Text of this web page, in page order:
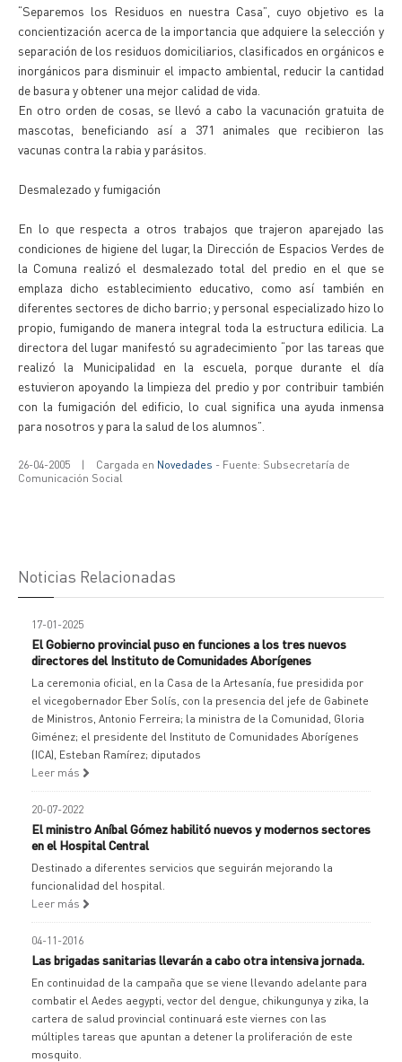
“Separemos los Residuos en nuestra Casa”, cuyo objetivo es la
concientización acerca de la importancia que adquiere la selección y
separación de los residuos domiciliarios, clasificados en orgánicos e
inorgánicos para disminuir el impacto ambiental, reducir la cantidad
de basura y obtener una mejor calidad de vida.
En otro orden de cosas, se llevó a cabo la vacunación gratuita de
mascotas, beneficiando así a 371 animales que recibieron las
vacunas contra la rabia y parásitos.
Desmalezado y fumigación
En lo que respecta a otros trabajos que trajeron aparejado las
condiciones de higiene del lugar, la Dirección de Espacios Verdes de
la Comuna realizó el desmalezado total del predio en el que se
emplaza dicho establecimiento educativo, como así también en
diferentes sectores de dicho barrio; y personal especializado hizo lo
propio, fumigando de manera integral toda la estructura edilicia. La
directora del lugar manifestó su agradecimiento “por las tareas que
realizó la Municipalidad en la escuela, porque durante el día
estuvieron apoyando la limpieza del predio y por contribuir también
con la fumigación del edificio, lo cual significa una ayuda inmensa
para nosotros y para la salud de los alumnos”.
26-04-2005 | Cargada en Novedades - Fuente: Subsecretaría de
Comunicación Social
Noticias Relacionadas
17-01-2025
El Gobierno provincial puso en funciones a los tres nuevos
directores del Instituto de Comunidades Aborígenes
La ceremonia oficial, en la Casa de la Artesanía, fue presidida por
el vicegobernador Eber Solís, con la presencia del jefe de Gabinete
de Ministros, Antonio Ferreira; la ministra de la Comunidad, Gloria
Giménez; el presidente del Instituto de Comunidades Aborígenes
(ICA), Esteban Ramírez; diputados
Leer más
20-07-2022
El ministro Aníbal Gómez habilitó nuevos y modernos sectores
en el Hospital Central
Destinado a diferentes servicios que seguirán mejorando la
funcionalidad del hospital.
Leer más
04-11-2016
Las brigadas sanitarias llevarán a cabo otra intensiva jornada.
En continuidad de la campaña que se viene llevando adelante para
combatir el Aedes aegypti, vector del dengue, chikungunya y zika, la
cartera de salud provincial continuará este viernes con las
múltiples tareas que apuntan a detener la proliferación de este
mosquito.